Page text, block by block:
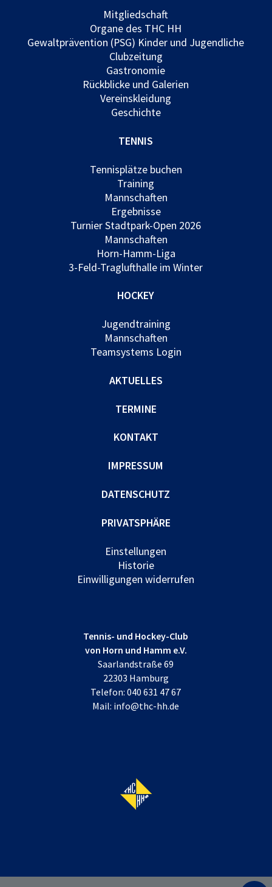
Mitgliedschaft
Organe des THC HH
Gewaltprävention (PSG) Kinder und Jugendliche
Clubzeitung
Gastronomie
Rückblicke und Galerien
Vereinskleidung
Geschichte
TENNIS
Tennisplätze buchen
Training
Mannschaften
Ergebnisse
Turnier Stadtpark-Open 2026
Mannschaften
Horn-Hamm-Liga
3-Feld-Traglufthalle im Winter
HOCKEY
Jugendtraining
Mannschaften
Teamsystems Login
AKTUELLES
TERMINE
KONTAKT
IMPRESSUM
DATENSCHUTZ
PRIVATSPHÄRE
Einstellungen
Historie
Einwilligungen widerrufen
Tennis- und Hockey-Club
von Horn und Hamm e.V.
Saarlandstraße 69
22303 Hamburg
Telefon:040 631 47 67
Mail: info@thc-hh.de